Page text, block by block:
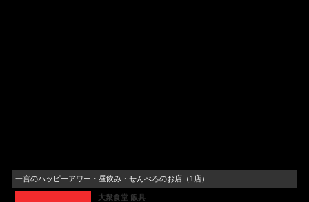
一宮のハッピーアワー・昼飲み・せんべろのお店（1店）
大衆食堂 飯具